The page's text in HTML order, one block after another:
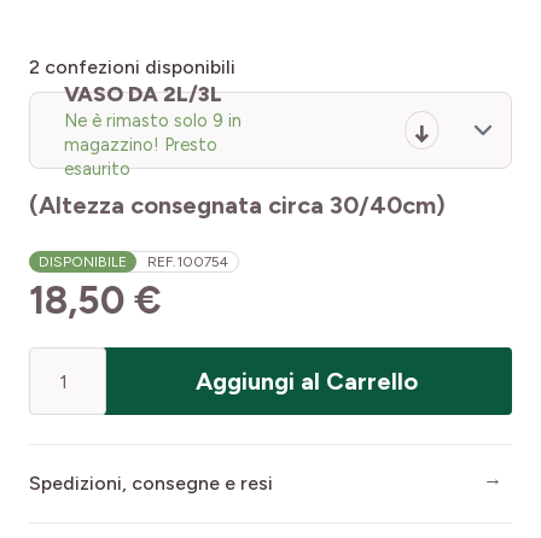
2 confezioni disponibili
VASO DA 2L/3L
Ne è rimasto solo 9 in
magazzino! Presto
esaurito
(Altezza consegnata circa 30/40cm)
DISPONIBILE REF.100754
18,50 €
Aggiungi al Carrello
Spedizioni, consegne e resi